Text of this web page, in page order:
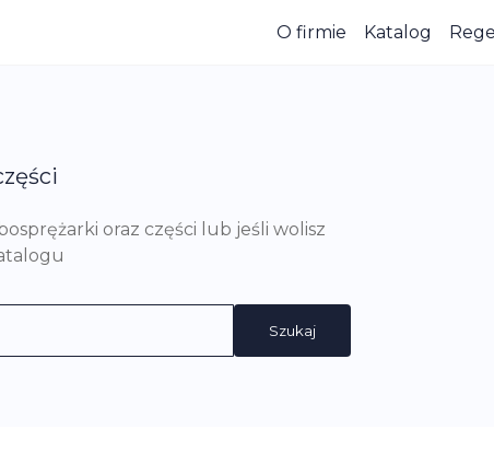
O firmie Katalog
oraz części lub jeśli wolisz
Szukaj